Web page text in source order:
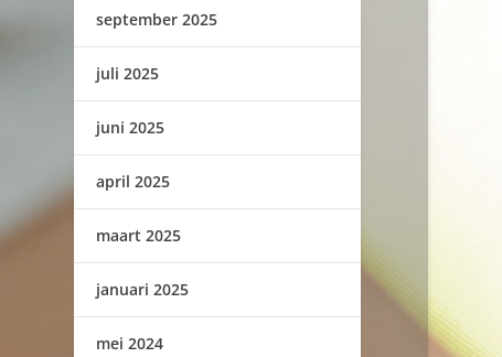
september 2025
juli 2025
juni 2025
april 2025
maart 2025
januari 2025
mei 2024